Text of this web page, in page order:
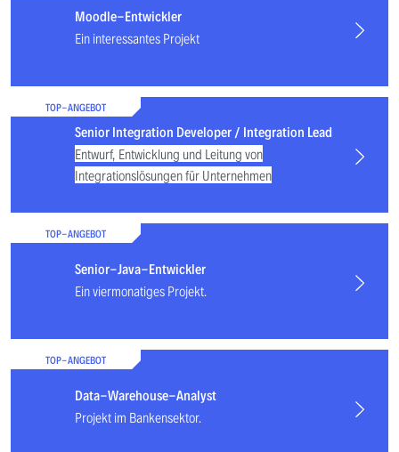
Moodle-Entwickler
Ein interessantes Projekt
TOP-ANGEBOT
Senior Integration Developer / Integration Lead
Entwurf, Entwicklung und Leitung von
Integrationslösungen für Unternehmen
TOP-ANGEBOT
Senior-Java-Entwickler
Ein viermonatiges Projekt.
TOP-ANGEBOT
Data-Warehouse-Analyst
Projekt im Bankensektor.